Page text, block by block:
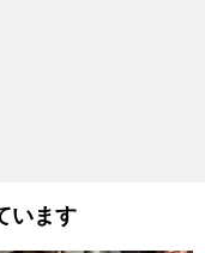
います